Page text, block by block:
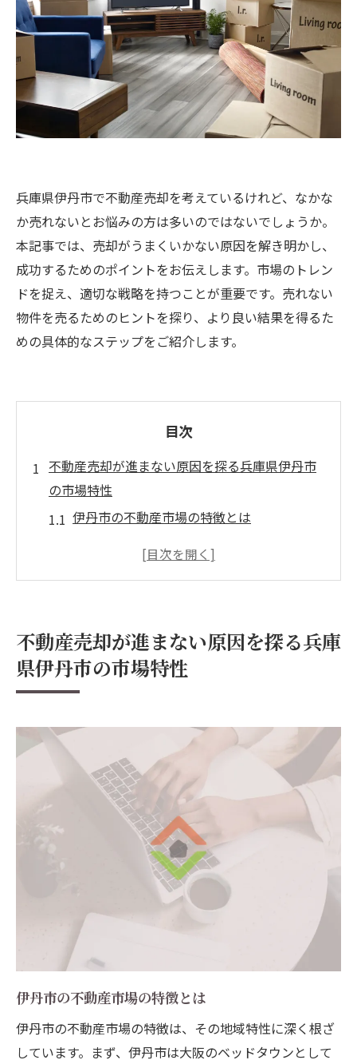
兵庫県伊丹市で不動産売却を考えているけれど、なかな
か売れないとお悩みの方は多いのではないでしょうか。
本記事では、売却がうまくいかない原因を解き明かし、
成功するためのポイントをお伝えします。市場のトレン
ドを捉え、適切な戦略を持つことが重要です。売れない
物件を売るためのヒントを探り、より良い結果を得るた
めの具体的なステップをご紹介します。
目次
不動産売却が進まない原因を探る兵庫県伊丹市
の市場特性
伊丹市の不動産市場の特徴とは
地域特性が影響する売却の難しさ
競合と差別化するための要素
伊丹市での不動産売却成功への第一歩適正価格
適正価格を見極めるためのステップ
市場価格と物件価値のバランスを取る
価格設定で差をつける方法
買い手が求める価格帯を把握する
価格交渉を有利に進めるテクニック
価格設定が売却に与える影響
市場トレンドを掴む兵庫県伊丹市での売却戦略
トレンドを把握するための情報収集法
変化する市場に対応する戦略
エージェントと連携したトレンド分析
市場トレンドが与える売却のチャンス
不動産市場の季節変動に備える
不動産売却が進まない原因を探る兵庫
県伊丹市の市場特性
伊丹市の不動産市場の特徴とは
伊丹市の不動産市場の特徴は、その地域特性に深く根ざ
しています。まず、伊丹市は大阪のベッドタウンとして